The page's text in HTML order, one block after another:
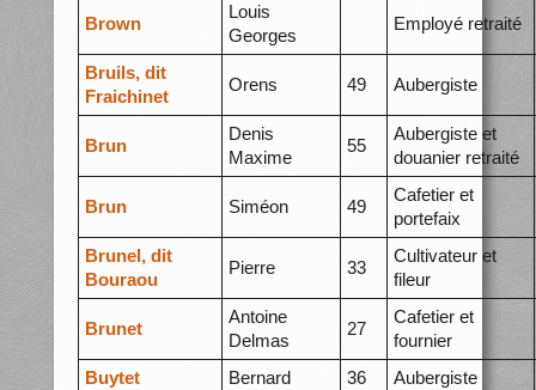
Brown
Louis
Georges
Employé retraité
Bruils, dit
Fraichinet
Orens 49 Aubergiste
Brun
Denis
Maxime
55
Aubergiste et
douanier retraité
Brun Siméon 49
Cafetier et
portefaix
Brunel, dit
Bouraou
Pierre 33
Cultivateur et
fileur
Brunet
Antoine
Delmas
27
Cafetier et
fournier
Buytet
Bernard 36 Aubergiste